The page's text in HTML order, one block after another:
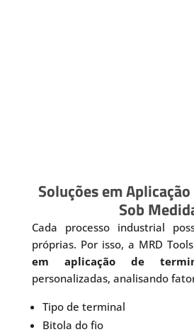
Soluções em
Sob
Cada processo industrial
próprias. Por isso, a MRD
em aplicação de
personalizadas, analisando
Tipo de terminal
Bitola do fio